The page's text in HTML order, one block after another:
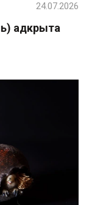
адкрыта
24.07.2026